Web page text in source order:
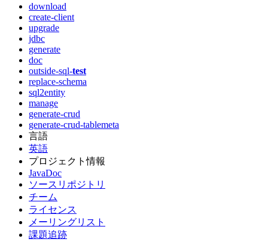
download
create-client
upgrade
jdbc
generate
doc
outside-sql-test
replace-schema
sql2entity
manage
generate-crud
generate-crud-tablemeta
言語
英語
プロジェクト情報
JavaDoc
ソースリポジトリ
チーム
ライセンス
メーリングリスト
課題追跡